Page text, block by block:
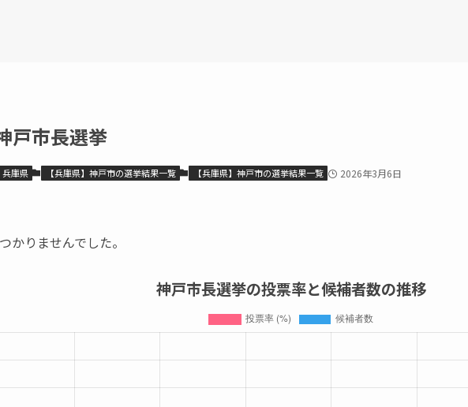
戸市長選挙
兵庫県 【兵庫県】神戸市の選挙結果一覧 【兵庫県】神戸市の選挙結果一覧 2026年3月6日
かりませんでした。
神戸市長選挙の投票率と候補者数の推移